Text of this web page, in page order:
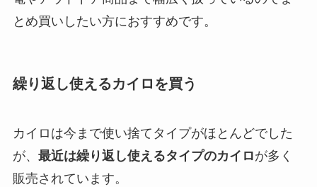
とめ買いしたい方におすすめです。
繰り返し使えるカイロを買う
カイロは今まで使い捨てタイプがほとんどでした
が、 最近は繰り返し使えるタイプのカイロが多く
販売されています。